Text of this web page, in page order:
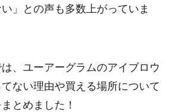
」との声も多数上がっていま
、ユーアーグラムのアイブロウ
ない理由や買える場所について
とめました！